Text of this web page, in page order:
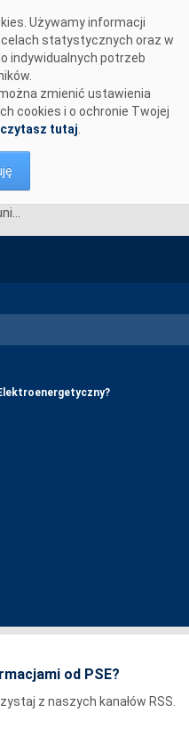
Używamy informacji
statystycznych oraz w
indywidualnych potrzeb
zmienić ustawienia
cookies i o ochronie Twojej
tutaj
Komunikat OSP dotyczący Zmian nr 4/2021 Warunków Dotyczących Bilansowania
od PSE?
z naszych kanałów RSS.